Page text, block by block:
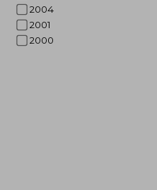
2004
2001
2000